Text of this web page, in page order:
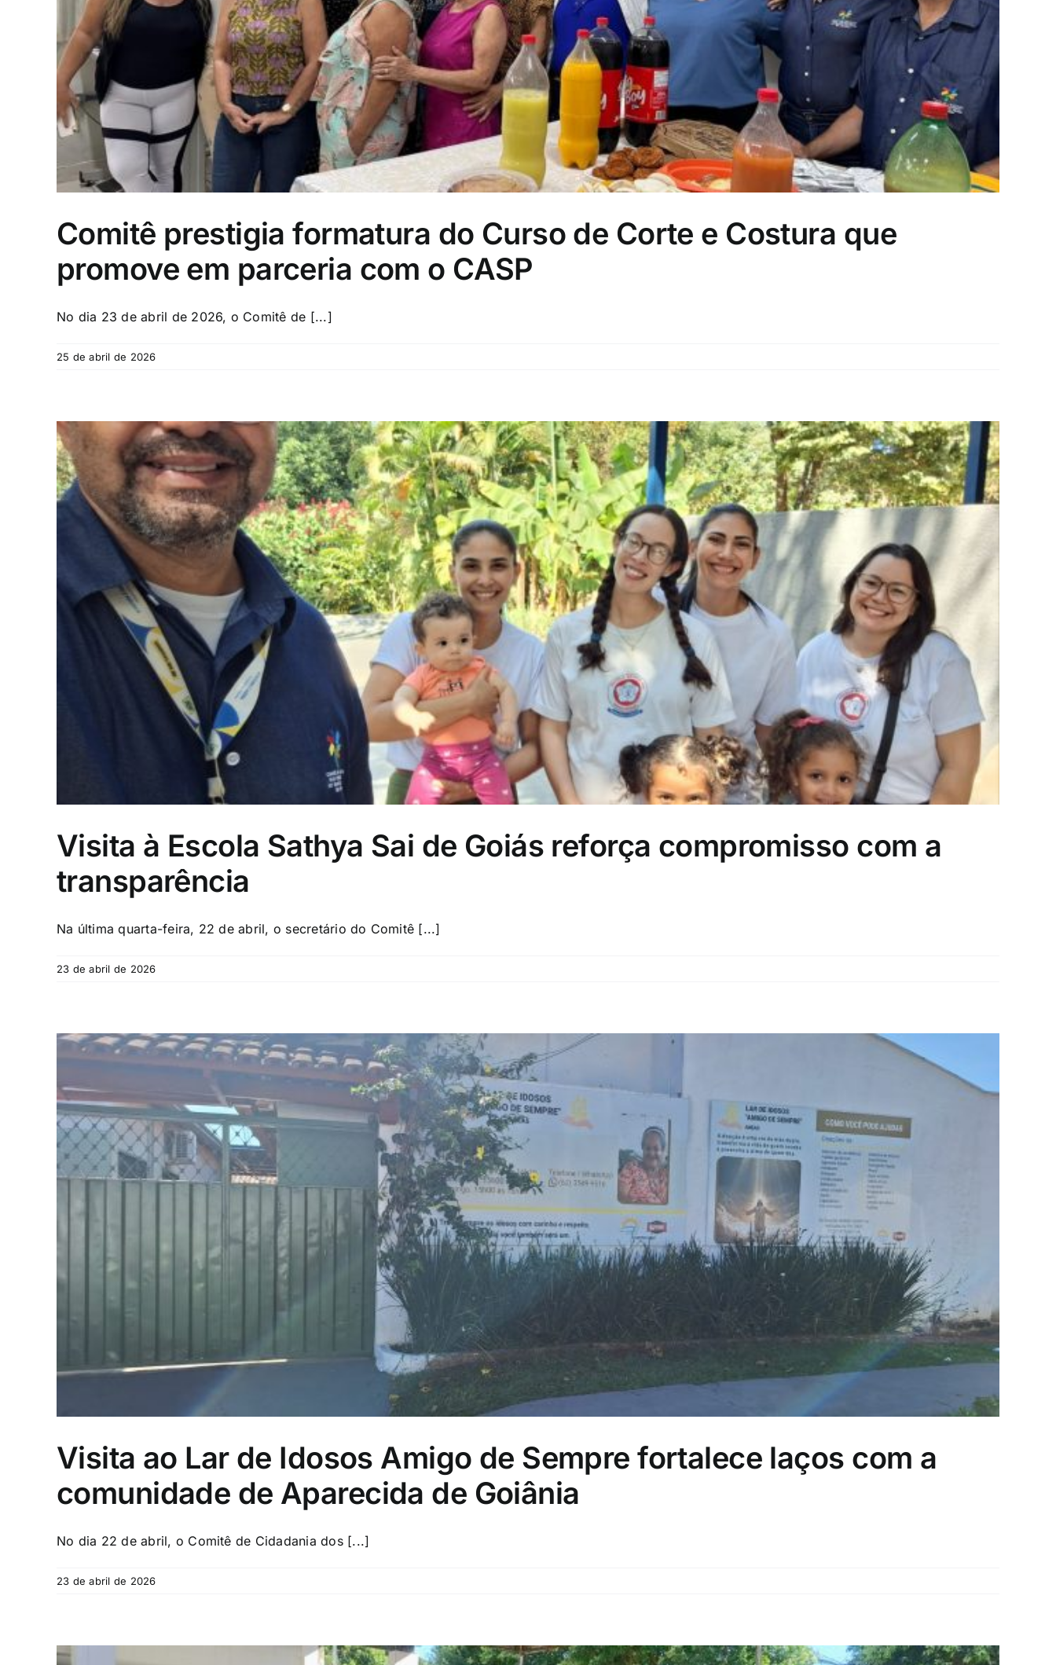
Comitê prestigia formatura do Curso de Corte e Costura que
promove em parceria com o CASP
No dia 23 de abril de 2026, o Comitê de [...]
25 de abril de 2026
Visita à Escola Sathya Sai de Goiás reforça compromisso com a
transparência
Na última quarta-feira, 22 de abril, o secretário do Comitê [...]
23 de abril de 2026
Visita ao Lar de Idosos Amigo de Sempre fortalece laços com a
comunidade de Aparecida de Goiânia
No dia 22 de abril, o Comitê de Cidadania dos [...]
23 de abril de 2026